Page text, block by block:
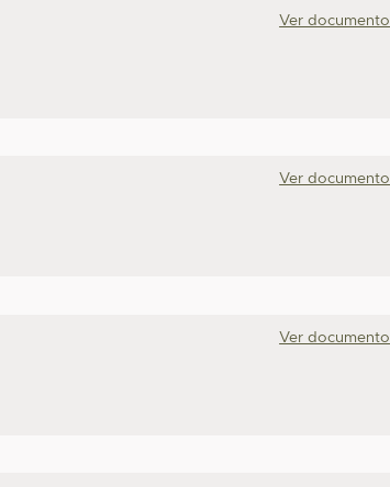
Ver documento
Ver documento
Ver documento